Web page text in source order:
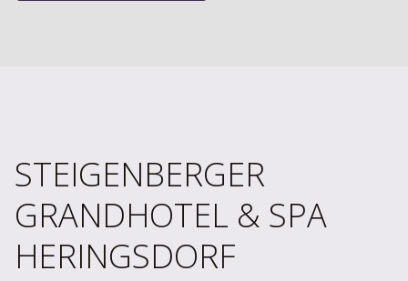
STEIGENBERGER
GRANDHOTEL & SPA
HERINGSDORF